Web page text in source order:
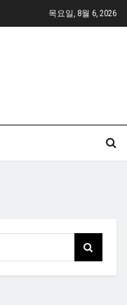
목요일, 8월 6, 2026